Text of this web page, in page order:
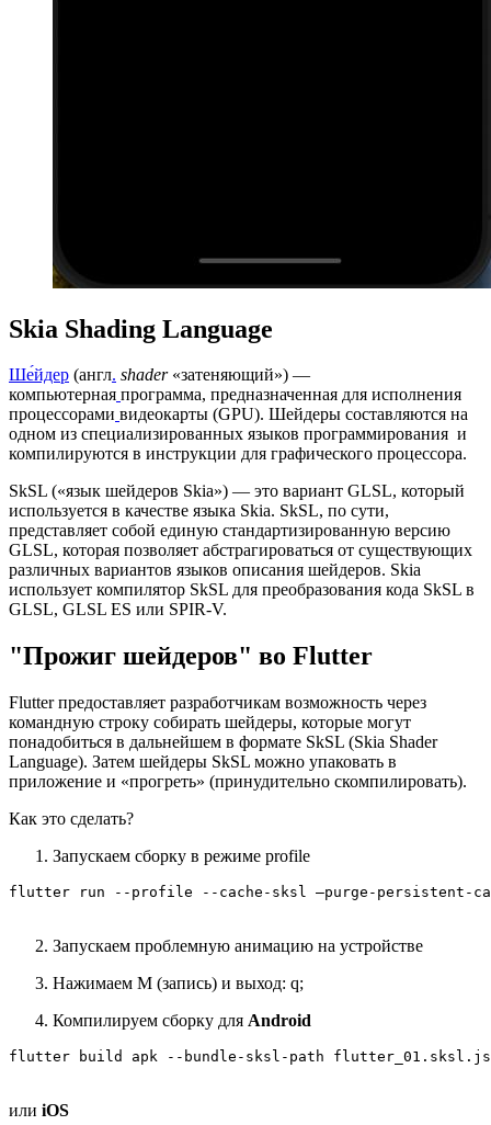
Skia Shading Language
Ше́йдер (англ. shader«затеняющий») —
компьютерная программа, предназначенная для исполнения
процессорами видеокарты (GPU). Шейдеры составляются на
одном из специализированных языков программирования и
компилируются в инструкции для графического процессора.
SkSL («язык шейдеров Skia») — это вариант GLSL, который
используется в качестве языка Skia. SkSL, по сути,
представляет собой единую стандартизированную версию
GLSL, которая позволяет абстрагироваться от существующих
различных вариантов языков описания шейдеров. Skia
использует компилятор SkSL для преобразования кода SkSL в
GLSL, GLSL ES или SPIR-V.
"Прожиг шейдеров" во Flutter
Flutter предоставляет разработчикам возможность через
командную строку собирать шейдеры, которые могут
понадобиться в дальнейшем в формате SkSL (Skia Shader
Language). Затем шейдеры SkSL можно упаковать в
приложение и «прогреть» (принудительно скомпилировать).
Как это сделать?
Запускаем сборку в режиме profile
flutter run --profile --cache-sksl —purge-persistent-
Запускаем проблемную анимацию на устройстве
Нажимаем M (запись) и выход: q;
Компилируем сборку для Android
flutter build apk --bundle-sksl-path
или iOS